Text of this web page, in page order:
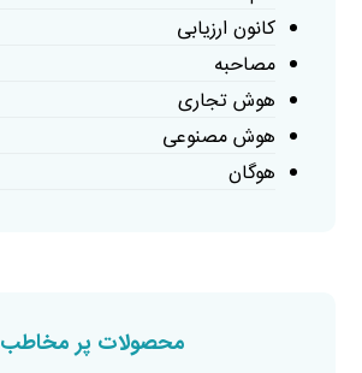
کانون ارزیابی
مصاحبه
هوش تجاری
هوش مصنوعی
هوگان
محصولات پر مخاطب